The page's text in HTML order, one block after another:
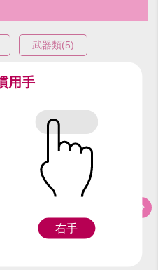
武器類(5)
編號：9526-8
用手
右手